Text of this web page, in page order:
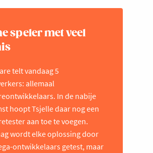
speler met veel
telt vandaag 5
allemaal
In de nabije
hoopt Tsjelle daar nog een
aan toe te voegen.
wordt elke oplossing door
ontwikkelaars getest, maar